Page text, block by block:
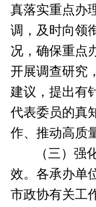
真落实重点办
调，及时向领
况，确保重点
开展调查研究
建议，提出有
代表委员的真
作、推动高质
（三）强
效。 各承办单
市政协有关工